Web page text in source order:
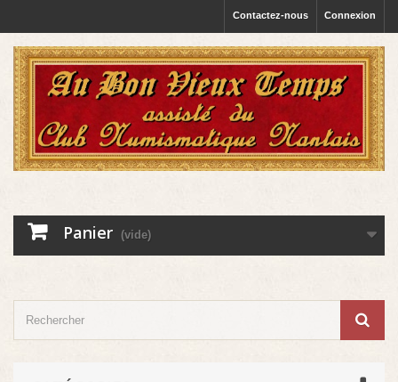
Connexion
Contactez-nous
Panier (vide)